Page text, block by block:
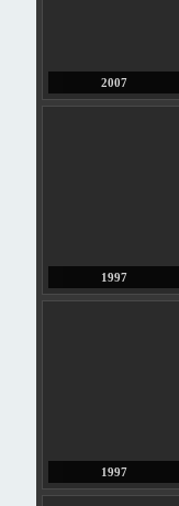
2007
1997
1997